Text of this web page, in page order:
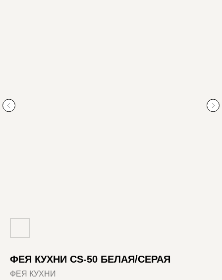
ФЕЯ КУХНИ CS-50 БЕЛАЯ/СЕРАЯ
ФЕЯ КУХНИ